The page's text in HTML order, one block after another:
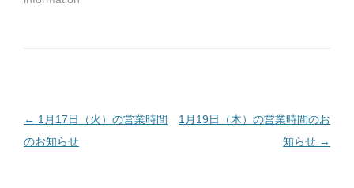
さ
で
開
ま
す
投
稿
← 1月17日（火）の営業時間
のお知らせ
1月19日（木）の営業時間のお
知らせ →